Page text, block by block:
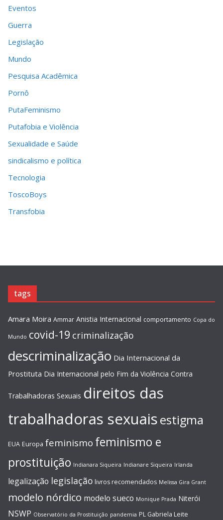
Eventos
Guerra
Legislação
Mundo
Pesquisa Acadêmica
Pornô
PutaFeminismo
Putafobia e Violência
Sexualidade e Saúde
sindicalismo e política
Tecnologia
ToscoBoys
Transfobia
tags
Amara Moira Ammar Anistia Internacional comportamento Copa do
Mundo covid-19 criminalização
descriminalização Dia Internacional da
Prostituta Dia Internacional pelo Fim da Violência Contra
Trabalhadoras Sexuais direitos das
trabalhadoras sexuaisestigma
EUA Europa feminismo feminismo e
prostituição Indianara Siqueira Indianare Siqueira Irlanda
legalização legislação livros recomendados Melissa Gira Grant
modelo nórdico modelo sueco Monique Prada Niterói
NSWP Observatório da Prostituição pandemia PL Gabriela Leite